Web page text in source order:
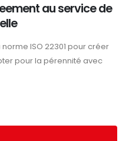
au service de
ISO 22301 pour créer
pour la pérennité avec